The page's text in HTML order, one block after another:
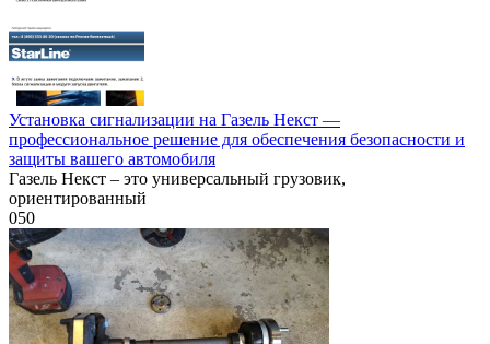
Установка сигнализации на Газель Некст —
профессиональное решение для обеспечения безопасности и
защиты вашего автомобиля
Газель Некст – это универсальный грузовик,
ориентированный
050